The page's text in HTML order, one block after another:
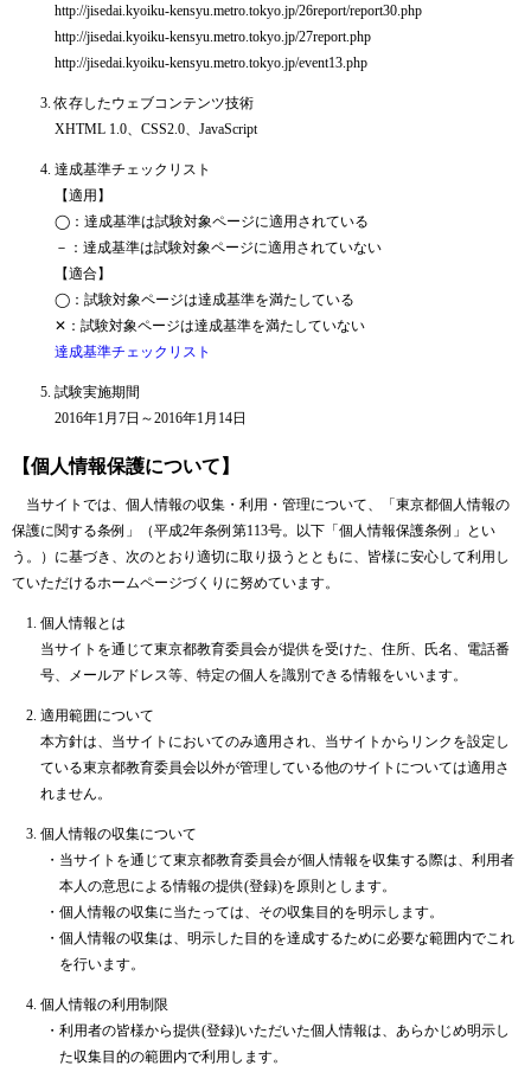
http://jisedai.kyoiku-kensyu.metro.tokyo.jp/26report/report30.php
http://jisedai.kyoiku-kensyu.metro.tokyo.jp/27report.php
http://jisedai.kyoiku-kensyu.metro.tokyo.jp/event13.php
依存したウェブコンテンツ技術
XHTML 1.0、CSS2.0、JavaScript
達成基準チェックリスト
【適用】
◯：達成基準は試験対象ページに適用されている
－：達成基準は試験対象ページに適用されていない
【適合】
◯：試験対象ページは達成基準を満たしている
✕：試験対象ページは達成基準を満たしていない
達成基準チェックリスト
試験実施期間
2016年1月7日～2016年1月14日
【個人情報保護について】
当サイトでは、個人情報の収集・利用・管理について、「東京都個人情報の
保護に関する条例」（平成2年条例第113号。以下「個人情報保護条例」とい
う。）に基づき、次のとおり適切に取り扱うとともに、皆様に安心して利用し
ていただけるホームページづくりに努めています。
個人情報とは
当サイトを通じて東京都教育委員会が提供を受けた、住所、氏名、電話番
号、メールアドレス等、特定の個人を識別できる情報をいいます。
適用範囲について
本方針は、当サイトにおいてのみ適用され、当サイトからリンクを設定し
ている東京都教育委員会以外が管理している他のサイトについては適用さ
れません。
個人情報の収集について
・ 当サイトを通じて東京都教育委員会が個人情報を収集する際は、利用者
本人の意思による情報の提供(登録)を原則とします。
・ 個人情報の収集に当たっては、その収集目的を明示します。
・ 個人情報の収集は、明示した目的を達成するために必要な範囲内でこれ
を行います。
個人情報の利用制限
・ 利用者の皆様から提供(登録)いただいた個人情報は、あらかじめ明示し
た収集目的の範囲内で利用します。